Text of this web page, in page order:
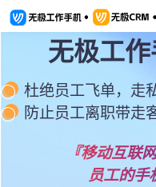
无极工
杜绝员工飞单，走
防止员工离职带走
『移动互联
员工的手